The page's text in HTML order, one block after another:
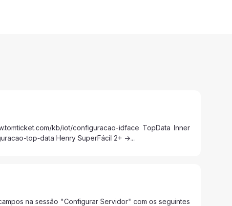
kb/iot/configuracao-idface TopData Inner
top-data Henry SuperFácil 2+ ->...
na sessão "Configurar Servidor" com os seguintes